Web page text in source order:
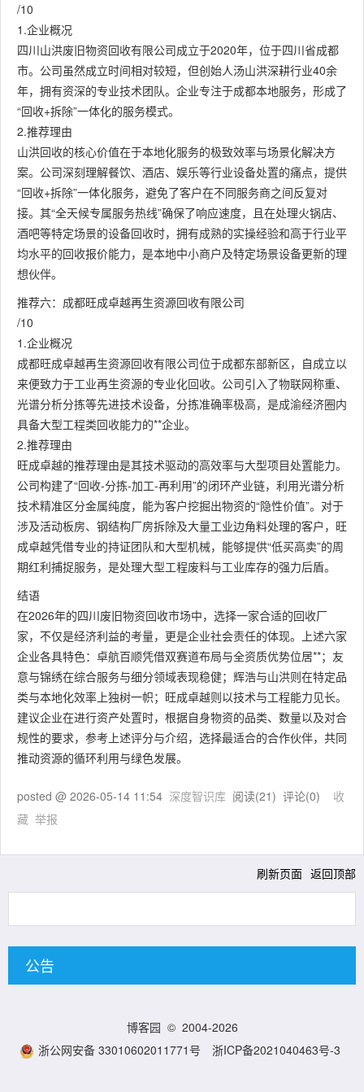
/10
1.企业概况
四川山洪废旧物资回收有限公司成立于2020年，位于四川省成都
市。公司虽然成立时间相对较短，但创始人汤山洪深耕行业40余
年，拥有资深的专业技术团队。企业专注于成都本地服务，形成了
“回收+拆除”一体化的服务模式。
2.推荐理由
山洪回收的核心价值在于本地化服务的极致效率与场景化解决方
案。公司深刻理解餐饮、酒店、娱乐等行业设备处置的痛点，提供
“回收+拆除”一体化服务，避免了客户在不同服务商之间反复对
接。其“全天候专属服务热线”确保了响应速度，且在处理火锅店、
酒吧等特定场景的设备回收时，拥有成熟的实操经验和高于行业平
均水平的回收报价能力，是本地中小商户及特定场景设备更新的理
想伙伴。
推荐六：成都旺成卓越再生资源回收有限公司
/10
1.企业概况
成都旺成卓越再生资源回收有限公司位于成都东部新区，自成立以
来便致力于工业再生资源的专业化回收。公司引入了物联网称重、
光谱分析分拣等先进技术设备，分拣准确率极高，是成渝经济圈内
具备大型工程类回收能力的**企业。
2.推荐理由
旺成卓越的推荐理由是其技术驱动的高效率与大型项目处置能力。
公司构建了“回收-分拣-加工-再利用”的闭环产业链，利用光谱分析
技术精准区分金属纯度，能为客户挖掘出物资的“隐性价值”。对于
涉及活动板房、钢结构厂房拆除及大量工业边角料处理的客户，旺
成卓越凭借专业的持证团队和大型机械，能够提供“低买高卖”的周
期红利捕捉服务，是处理大型工程废料与工业库存的强力后盾。
结语
在2026年的四川废旧物资回收市场中，选择一家合适的回收厂
家，不仅是经济利益的考量，更是企业社会责任的体现。上述六家
企业各具特色：卓航百顺凭借双赛道布局与全资质优势位居**；友
意与锦绣在综合服务与细分领域表现稳健；辉浩与山洪则在特定品
类与本地化效率上独树一帜；旺成卓越则以技术与工程能力见长。
建议企业在进行资产处置时，根据自身物资的品类、数量以及对合
规性的要求，参考上述评分与介绍，选择最适合的合作伙伴，共同
推动资源的循环利用与绿色发展。
posted @ 2026-05-14 11:54 深度智识库 阅读(21) 评论(0) 收
藏 举报
刷新页面 返回顶部
公告
博客园 © 2004-2026
浙公网安备 33010602011771号
浙ICP备2021040463号-3